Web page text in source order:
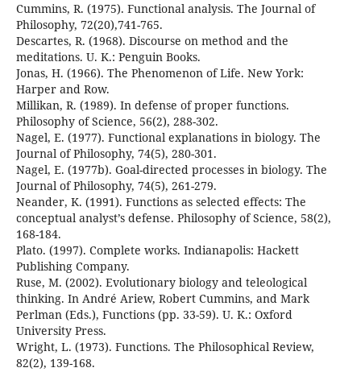
Cummins, R. (1975). Functional analysis. The Journal of
Philosophy, 72(20),741-765.
Descartes, R. (1968). Discourse on method and the
meditations. U. K.: Penguin Books.
Jonas, H. (1966). The Phenomenon of Life. New York:
Harper and Row.
Millikan, R. (1989). In defense of proper functions.
Philosophy of Science, 56(2), 288-302.
Nagel, E. (1977). Functional explanations in biology. The
Journal of Philosophy, 74(5), 280-301.
Nagel, E. (1977b). Goal-directed processes in biology. The
Journal of Philosophy, 74(5), 261-279.
Neander, K. (1991). Functions as selected effects: The
conceptual analyst’s defense. Philosophy of Science, 58(2),
168-184.
Plato. (1997). Complete works. Indianapolis: Hackett
Publishing Company.
Ruse, M. (2002). Evolutionary biology and teleological
thinking. In André Ariew, Robert Cummins, and Mark
Perlman (Eds.), Functions (pp. 33-59). U. K.: Oxford
University Press.
Wright, L. (1973). Functions. The Philosophical Review,
82(2), 139-168.